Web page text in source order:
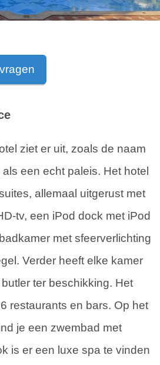
ziet er uit, zoals de naam
een echt paleis. Het hotel
allemaal uitgerust met
tv, een iPod dock met iPod
met sfeerverlichting
Verder heeft elke kamer
ter beschikking. Het
restaurants en bars. Op het
je een zwembad met
is er een luxe spa te vinden